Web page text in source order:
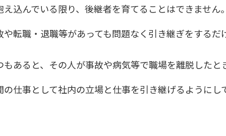
込んでいる限り、後継者を育てることはできません
転職・退職等があっても問題なく引き継ぎをする
あると、その人が事故や病気等で職場を離脱した
仕事として社内の立場と仕事を引き継げるように